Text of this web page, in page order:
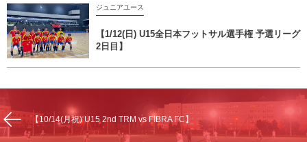
ジュニアユース
【1/12(日) U15全日本フットサル選手権 予選リーグ
2日目】
【10/14(月祝) U15 2nd TRM vs FIBRA FC】